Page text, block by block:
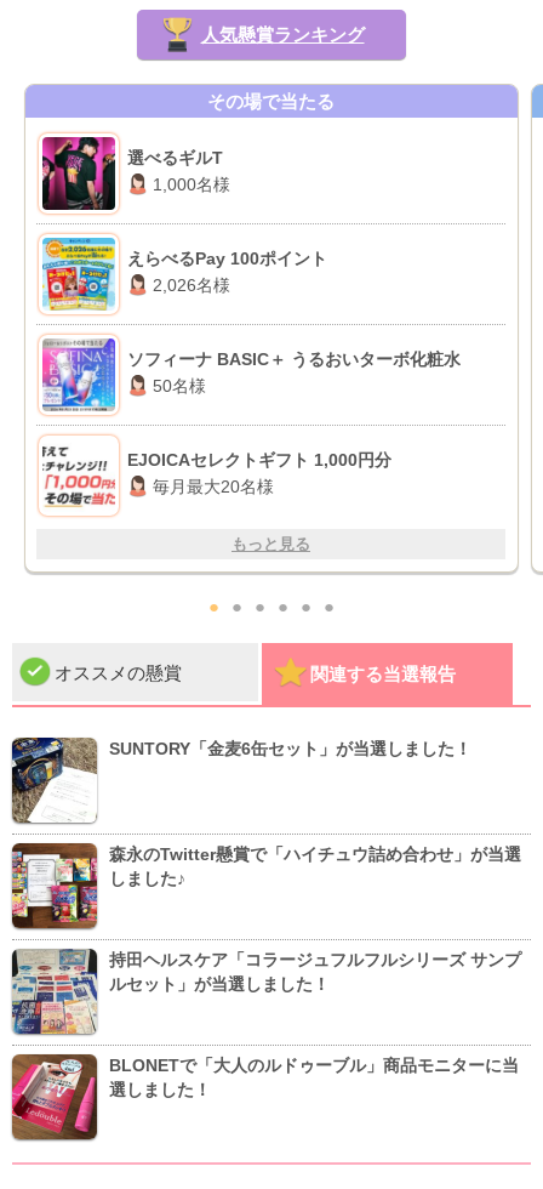
人気懸賞ランキング
その場で当たる
選べるギルT
1,000名様
えらべるPay 100ポイント
2,026名様
ソフィーナ BASIC＋ うるおいターボ化粧水
50名様
EJOICAセレクトギフト 1,000円分
毎月最大20名様
もっと見る
● ● ● ● ● ●
オススメの懸賞 関連する当選報告
SUNTORY「金麦6缶セット」が当選しました！
森永のTwitter懸賞で「ハイチュウ詰め合わせ」が当選
しました♪
持田ヘルスケア「コラージュフルフルシリーズ サンプ
ルセット」が当選しました！
BLONETで「大人のルドゥーブル」商品モニターに当
選しました！